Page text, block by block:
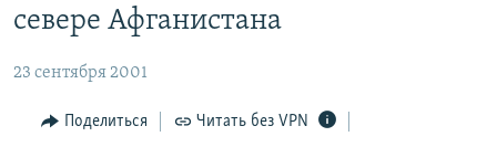
навигации
Вернутся
IDEL.РЕАЛИИ
СИБИРЬ.РЕАЛИИ
севере Афганистана
23 сентября 2001
Поделиться Читать без VPN